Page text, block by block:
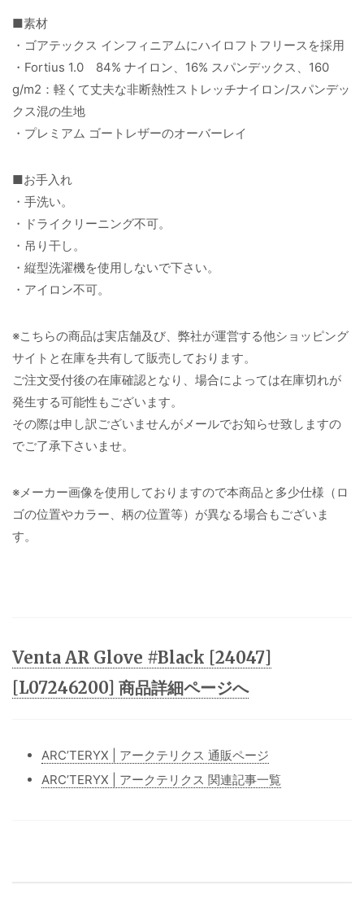
■素材
・ゴアテックス インフィニアムにハイロフトフリースを採用
・Fortius 1.0 84% ナイロン、16% スパンデックス、160
g/m2：軽くて丈夫な非断熱性ストレッチナイロン/スパンデッ
クス混の生地
・プレミアム ゴートレザーのオーバーレイ
■お手入れ
・手洗い。
・ドライクリーニング不可。
・吊り干し。
・縦型洗濯機を使用しないで下さい。
・アイロン不可。
※こちらの商品は実店舗及び、弊社が運営する他ショッピング
サイトと在庫を共有して販売しております。
ご注文受付後の在庫確認となり、場合によっては在庫切れが
発生する可能性もございます。
その際は申し訳ございませんがメールでお知らせ致しますの
でご了承下さいませ。
※メーカー画像を使用しておりますので本商品と多少仕様（ロ
ゴの位置やカラー、柄の位置等）が異なる場合もございま
す。
Venta AR Glove #Black [24047]
[L07246200] 商品詳細ページへ
ARC’TERYX | アークテリクス 通販ページ
ARC’TERYX | アークテリクス 関連記事一覧